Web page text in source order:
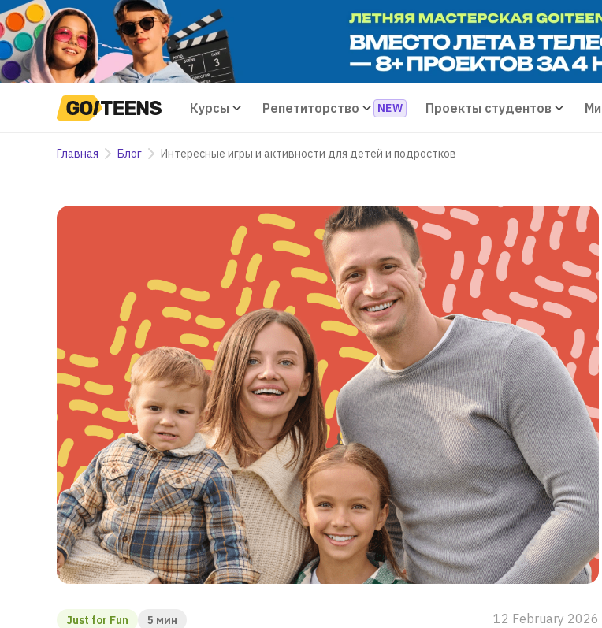
Курсы Репетиторство Проекты студентов
Главная Блог Интересные игры и активности для детей и подростков
Just for Fun 5 мин 12 February 2026